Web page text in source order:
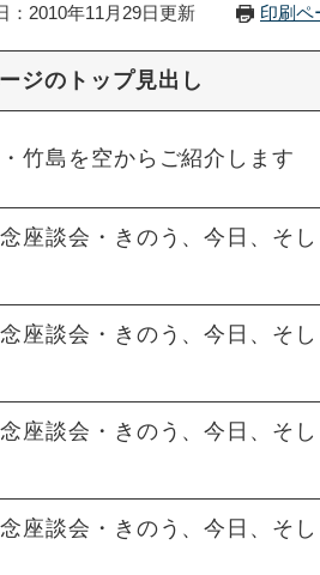
：2010年11月29日更新 印刷ペ
ジのトップ見出し
竹島を空からご紹介します
座談会・きのう、今日、そし
座談会・きのう、今日、そし
座談会・きのう、今日、そし
座談会・きのう、今日、そし